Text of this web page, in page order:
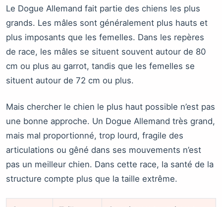
Le Dogue Allemand fait partie des chiens les plus
grands. Les mâles sont généralement plus hauts et
plus imposants que les femelles. Dans les repères
de race, les mâles se situent souvent autour de 80
cm ou plus au garrot, tandis que les femelles se
situent autour de 72 cm ou plus.
Mais chercher le chien le plus haut possible n’est pas
une bonne approche. Un Dogue Allemand très grand,
mais mal proportionné, trop lourd, fragile des
articulations ou gêné dans ses mouvements n’est
pas un meilleur chien. Dans cette race, la santé de la
structure compte plus que la taille extrême.